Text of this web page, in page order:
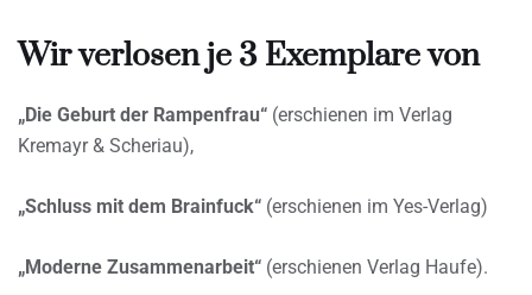
Wir verlosen je 3 Exemplare von
„Die Geburt der Rampenfrau“ (erschienen im Verlag
Kremayr & Scheriau),
„Schluss mit dem Brainfuck“ (erschienen im Yes-Verlag)
„Moderne Zusammenarbeit“ (erschienen Verlag Haufe).